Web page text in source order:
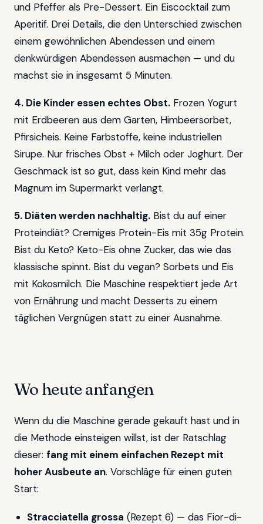
und Pfeffer als Pre-Dessert. Ein Eiscocktail zum
Aperitif. Drei Details, die den Unterschied zwischen
einem gewöhnlichen Abendessen und einem
denkwürdigen Abendessen ausmachen — und du
machst sie in insgesamt 5 Minuten.
4. Die Kinder essen echtes Obst. Frozen Yogurt
mit Erdbeeren aus dem Garten, Himbeersorbet,
Pfirsicheis. Keine Farbstoffe, keine industriellen
Sirupe. Nur frisches Obst + Milch oder Joghurt. Der
Geschmack ist so gut, dass kein Kind mehr das
Magnum im Supermarkt verlangt.
5. Diäten werden nachhaltig. Bist du auf einer
Proteindiät? Cremiges Protein-Eis mit 35g Protein.
Bist du Keto? Keto-Eis ohne Zucker, das wie das
klassische spinnt. Bist du vegan? Sorbets und Eis
mit Kokosmilch. Die Maschine respektiert jede Art
von Ernährung und macht Desserts zu einem
täglichen Vergnügen statt zu einer Ausnahme.
Wo heute anfangen
Wenn du die Maschine gerade gekauft hast und in
die Methode einsteigen willst, ist der Ratschlag
dieser: fang mit einem einfachen Rezept mit
hoher Ausbeute an. Vorschläge für einen guten
Start:
Stracciatella grossa (Rezept 6) — das Fior-di-